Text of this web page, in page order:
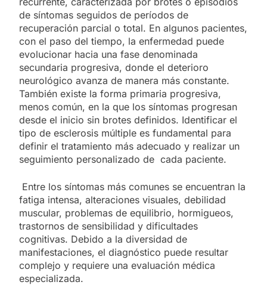
de síntomas seguidos de períodos de
recuperación parcial o total. En algunos pacientes,
con el paso del tiempo, la enfermedad puede
evolucionar hacia una fase denominada
secundaria progresiva, donde el deterioro
neurológico avanza de manera más constante.
También existe la forma primaria progresiva,
menos común, en la que los síntomas progresan
desde el inicio sin brotes definidos. Identificar el
tipo de esclerosis múltiple es fundamental para
definir el tratamiento más adecuado y realizar un
seguimiento personalizado de cada paciente.
Entre los síntomas más comunes se encuentran la
fatiga intensa, alteraciones visuales, debilidad
muscular, problemas de equilibrio, hormigueos,
trastornos de sensibilidad y dificultades
cognitivas. Debido a la diversidad de
manifestaciones, el diagnóstico puede resultar
complejo y requiere una evaluación médica
especializada.